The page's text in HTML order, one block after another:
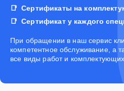
Сертификаты на
Сертификат у каждого
При обращении в наш сервис
компетентное обслуживание, а
все виды работ и комплектующих.